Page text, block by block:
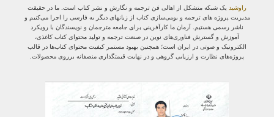
راوشید یک شبکه متشکل از اهالی فن ترجمه و نگارش و نشر کتاب است. ما در حقیقت
مدیریت پروژه‌ های ترجمه و بومی‌سازی کتاب از زبانهای دیگر به فارسی را اجرا می‌کنیم و
ناشر رسمی هستیم. آرمان ما کارآفرینی برای جامعه مترجمان و نویسندگان با رویکرد
آموزش و گسترش فناوری‌های نوین در صنعت ترجمه و تولید محتوای کتاب کاغذی،
الکترونیک و صوتی در ایران است؛ همچنین بهبود مستمر کیفیت محتوای کتاب‌ها در قالب
پروژه‌های نظارت و ارزیابی گروهی و در نهایت قیمتگذاری منصفانه برروی محصولات.